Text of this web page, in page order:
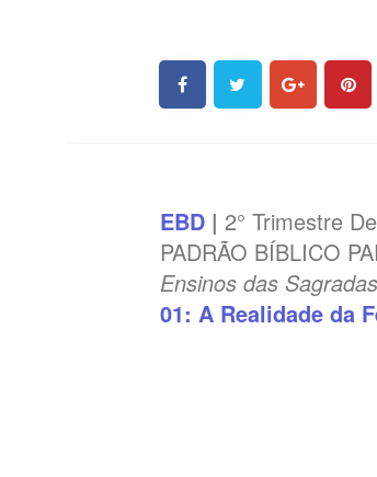
EBD |2° Trimestre
PADRÃO BÍBLICO
Ensinos das
01: A Realidade da